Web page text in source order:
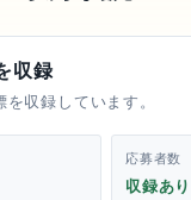
収録
収録しています。
応募者数
収録あり